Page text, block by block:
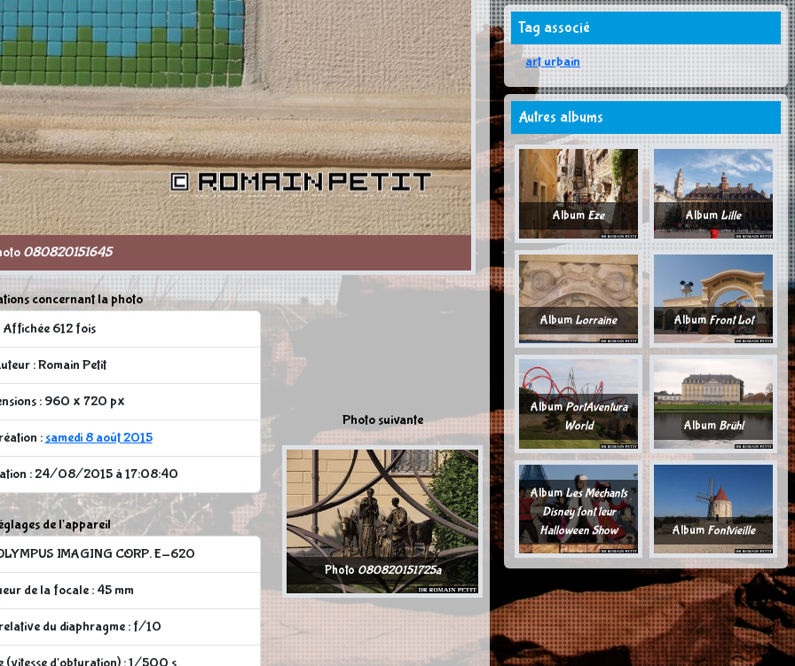
080820151645
concernant la photo
Affichée 612 fois
: Romain Petit
: 960 x 720 px
: samedi 8 août 2015
: 24/08/2015 à 17:08:40
de l'appareil
IMAGING CORP. E-620
de la focale : 45 mm
du diaphragme : f/10
(vitesse d'obturation) : 1/500 s
Photo suivante
Photo080820151725a
Tag associé
art urbain
Autres albums
AlbumEze Album Lille
Album Lorraine AlbumFront Lot
AlbumPortAventura
World
Album Brühl
AlbumLes Méchants
Disney font leur
Halloween Show
Album Fontvieille